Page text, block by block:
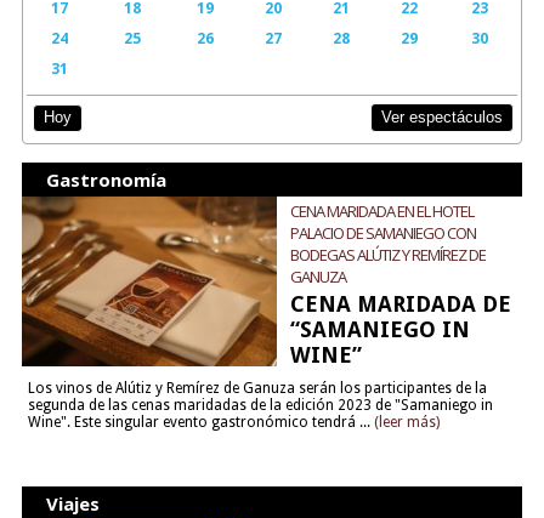
17
18 19 20 21 22
23
24
25 26 27 28 29
30
31
Hoy Ver espectáculos
Gastronomía
CENA MARIDADA EN EL HOTEL
PALACIO DE SAMANIEGO CON
BODEGAS ALÚTIZ Y REMÍREZ DE
GANUZA
CENA MARIDADA DE
“SAMANIEGO IN
WINE”
Los vinos de Alútiz y Remírez de Ganuza serán los participantes de la
segunda de las cenas maridadas de la edición 2023 de "Samaniego in
Wine". Este singular evento gastronómico tendrá ... (leer más)
Viajes